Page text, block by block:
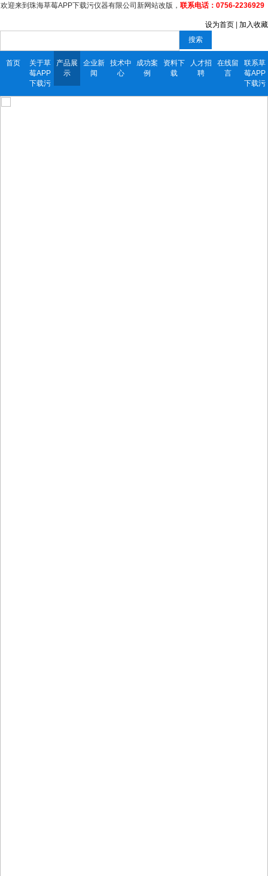
欢迎来到珠海草莓APP下载污仪器有限公司新网站改版， 联系电话：0756-2236929
设为首页
加入收藏
搜索
首页
关于草
莓APP
下载污
产品展
示
企业新
闻
技术中
心
成功案
例
资料下
载
人才招
聘
在线留
言
联系草
莓APP
下载污